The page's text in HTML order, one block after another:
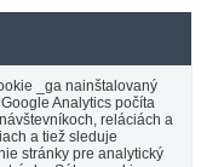
_ga nainštalovaný
Analytics počíta
reláciách a
a tiež sleduje
stránky pre analytický